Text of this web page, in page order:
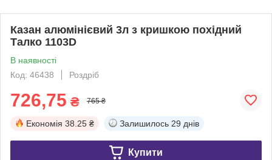
Казан алюмінієвий 3л з кришкою похідний
Талко 1103D
В наявності
Код: 46438
Роздріб
726,75 ₴ 765 ₴
Економія 38.25 ₴ Залишилось 29 днів
Купити